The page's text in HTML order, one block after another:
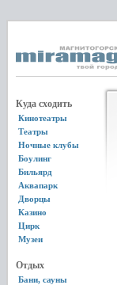
Куда сходить
Кинотеатры
Театры
Ночные клубы
Боулинг
Бильярд
Аквапарк
Дворцы
Казино
Цирк
Музеи
Отдых
Бани, сауны